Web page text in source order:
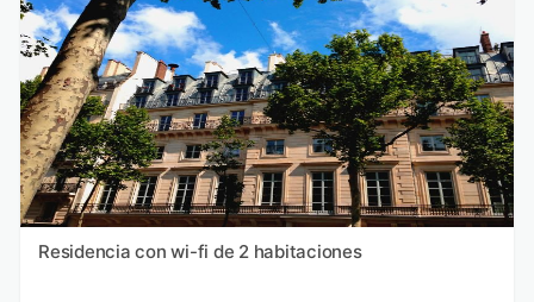
Residencia con wi-fi de 2 habitaciones